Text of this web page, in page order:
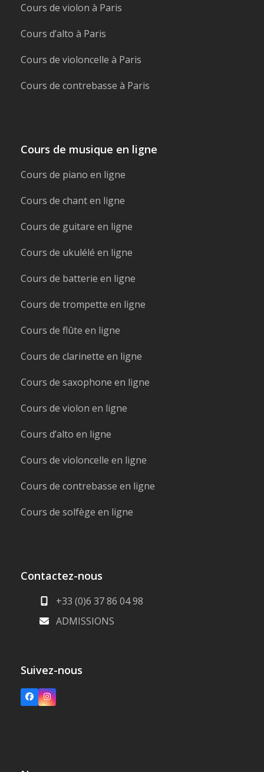
Cours de violon à Paris
Cours d’alto à Paris
Cours de violoncelle à Paris
Cours de contrebasse à Paris
Cours de musique en ligne
Cours de piano en ligne
Cours de chant en ligne
Cours de guitare en ligne
Cours de ukulélé en ligne
Cours de batterie en ligne
Cours de trompette en ligne
Cours de flûte en ligne
Cours de clarinette en ligne
Cours de saxophone en ligne
Cours de violon en ligne
Cours d’alto en ligne
Cours de violoncelle en ligne
Cours de contrebasse en ligne
Cours de solfège en ligne
Contactez-nous
+33 (0)6 37 86 04 98
ADMISSIONS
Suivez-nous
FacebookInstagram